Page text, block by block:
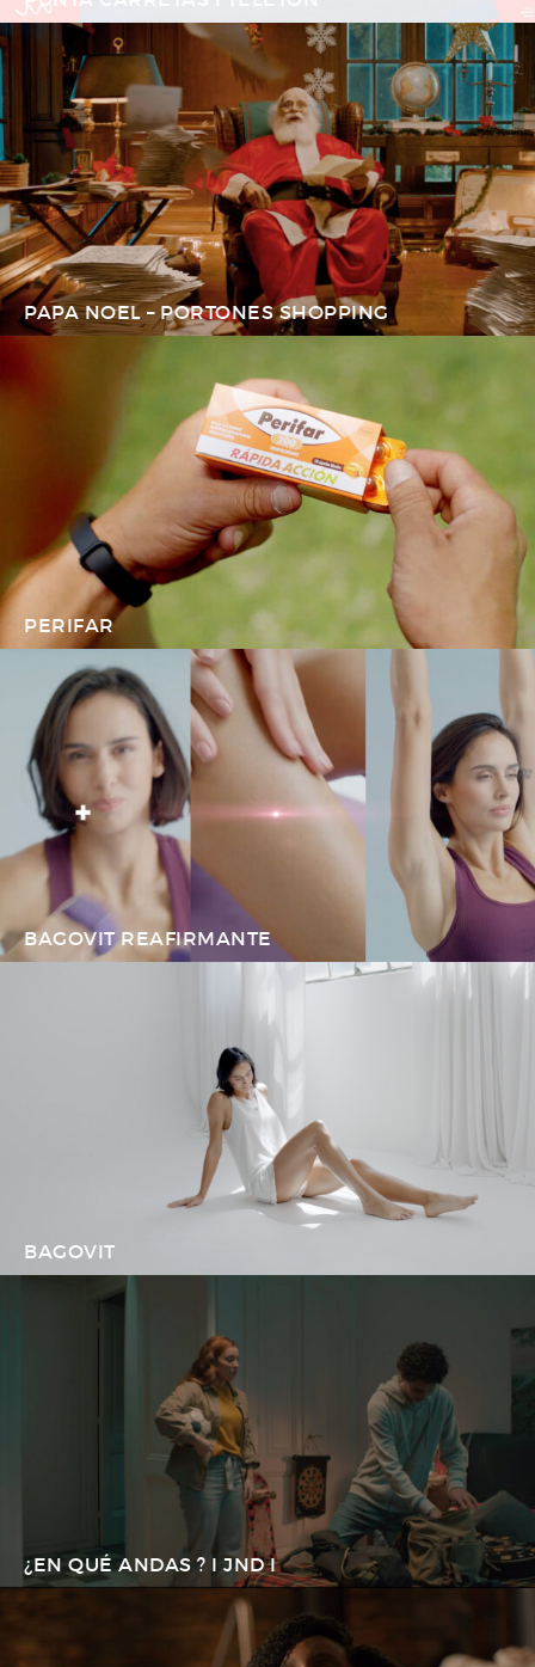
PAPA NOEL – PORTONES SHOPPING
PERIFAR
BAGOVIT REAFIRMANTE
BAGOVIT
¿EN QUÉ ANDAS ? I JND I